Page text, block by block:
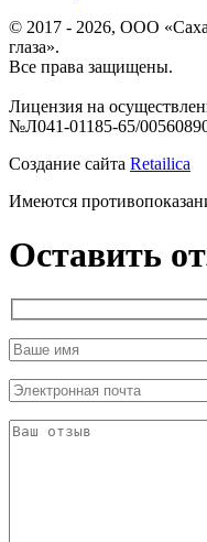
© 2017 - 2026, ООО
глаза».
Все права защищены.
Лицензия на
№Л041-01185-65/
Создание сайта Retailica
Имеются
Оставить